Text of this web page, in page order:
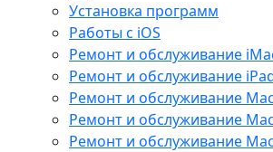
Установка программ
Работы с iOS
Ремонт и обслуживание
Ремонт и обслуживание
Ремонт и обслуживание
Ремонт и обслуживание
Ремонт и обслуживание